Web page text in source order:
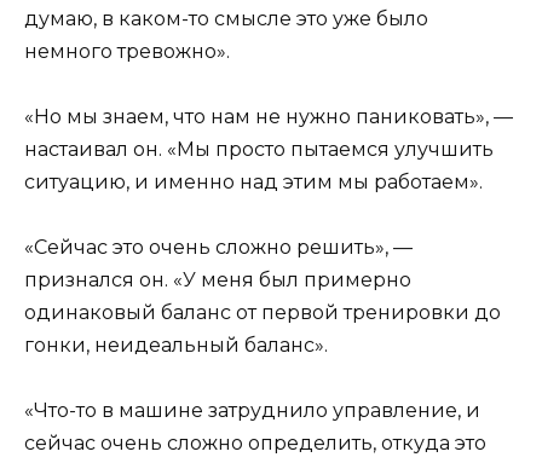
думаю, в каком-то смысле это уже было
немного тревожно».
«Но мы знаем, что нам не нужно паниковать», —
настаивал он. «Мы просто пытаемся улучшить
ситуацию, и именно над этим мы работаем».
«Сейчас это очень сложно решить», —
признался он. «У меня был примерно
одинаковый баланс от первой тренировки до
гонки, неидеальный баланс».
«Что-то в машине затруднило управление, и
сейчас очень сложно определить, откуда это